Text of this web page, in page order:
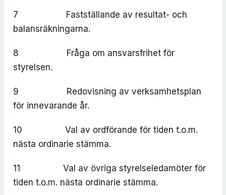
7 Fastställande av resultat- och
balansräkningarna.
8 Fråga om ansvarsfrihet för
styrelsen.
9 Redovisning av verksamhetsplan
för innevarande år.
10 Val av ordförande för tiden t.o.m.
nästa ordinarie stämma.
11 Val av övriga styrelseledamöter för
tiden t.o.m. nästa ordinarie stämma.